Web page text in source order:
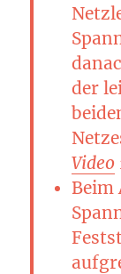
der
Video
Beim